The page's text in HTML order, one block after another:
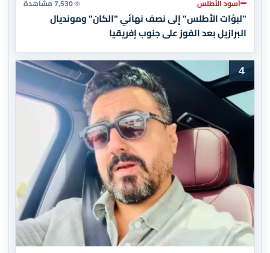
أسود الأطلس 7,530 مشاهدة
"لبؤات الأطلس" إلى نصف نهائي "الكان" ومونديال
البرازيل بعد الفوز على جنوب إفريقيا
4